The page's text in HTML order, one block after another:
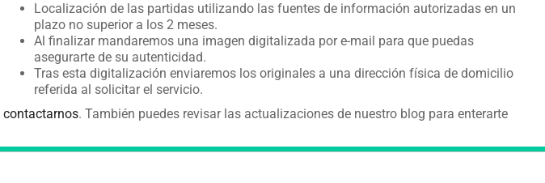
Localización de las partidas utilizando las fuentes de información autorizadas en un
plazo no superior a los 2 meses.
Al finalizar mandaremos una imagen digitalizada por e-mail para que puedas
asegurarte de su autenticidad.
Tras esta digitalización enviaremos los originales a una dirección física de domicilio
referida al solicitar el servicio.
contactarnos. También puedes revisar las actualizaciones de nuestro blog para enterarte